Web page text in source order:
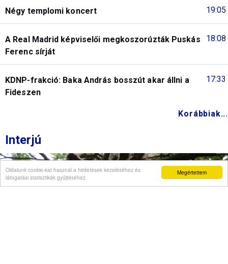
Megértettem
Oldalunk cookie-kat használ a hirdetések kezeléséhez és
látogatási statisztikák gyűjtéséhez.
19:05
Négy templomi koncert
18:08
A Real Madrid képviselői megkoszorúzták Puskás
Ferenc sírját
17:33
KDNP-frakció: Baka András bosszút akar állni a
Fideszen
Korábbiak...
Interjú